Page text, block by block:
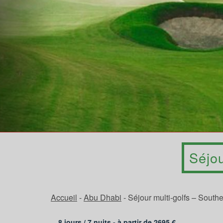
Accueil -Abu Dhabi - Séjour multi-golfs –